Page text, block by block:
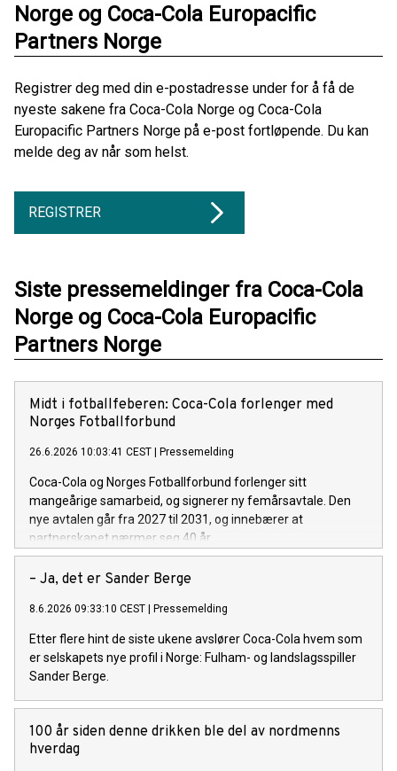
Norge og Coca-Cola Europacific
Partners Norge
Registrer deg med din e-postadresse under for å få de
nyeste sakene fra Coca-Cola Norge og Coca-Cola
Europacific Partners Norge på e-post fortløpende. Du kan
melde deg av når som helst.
REGISTRER
Siste pressemeldinger fra Coca-Cola
Norge og Coca-Cola Europacific
Partners Norge
Midt i fotballfeberen: Coca-Cola forlenger med
Norges Fotballforbund
26.6.2026 10:03:41 CEST Pressemelding
Coca-Cola og Norges Fotballforbund forlenger sitt
mangeårige samarbeid, og signerer ny femårsavtale. Den
nye avtalen går fra 2027 til 2031, og innebærer at
partnerskapet nærmer seg 40 år.
– Ja, det er Sander Berge
8.6.2026 09:33:10 CEST Pressemelding
Etter flere hint de siste ukene avslører Coca-Cola hvem som
er selskapets nye profil i Norge: Fulham- og landslagsspiller
Sander Berge.
100 år siden denne drikken ble del av nordmenns
hverdag